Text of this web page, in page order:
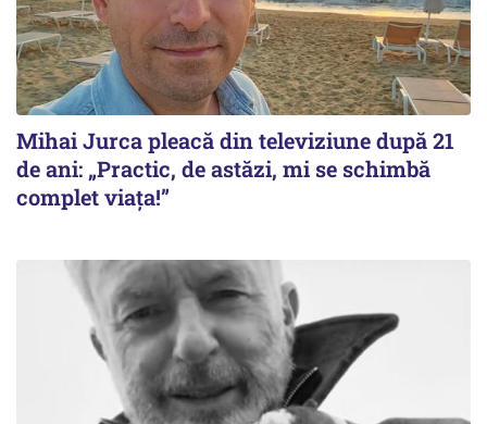
Mihai Jurca pleacă din televiziune după 21
de ani: „Practic, de astăzi, mi se schimbă
complet viața!”